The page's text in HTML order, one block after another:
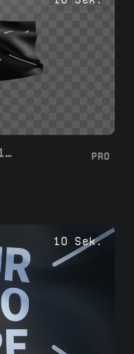
Montierte Overlay Wellenflagge PRO
10 Sek.